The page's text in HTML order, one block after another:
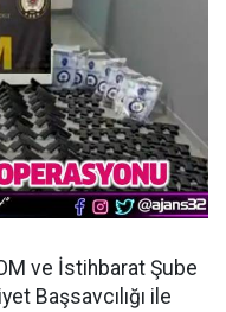
ve İstihbarat Şube
Başsavcılığı ile